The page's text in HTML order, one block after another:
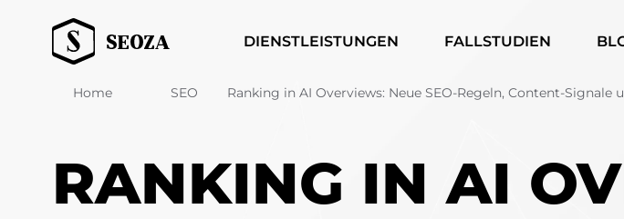
DIENSTLEISTUNGEN FALLSTUDIEN
Home SEO Ranking in AI Overviews: Neue SEO-Regeln, Content-Signale
RANKING IN AI